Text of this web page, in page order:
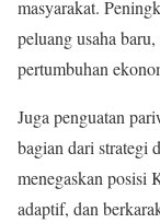
masyarakat.
peluang usaha
pertumbuhan
Juga penguatan
bagian dari strategi
menegaskan posisi
adaptif, dan